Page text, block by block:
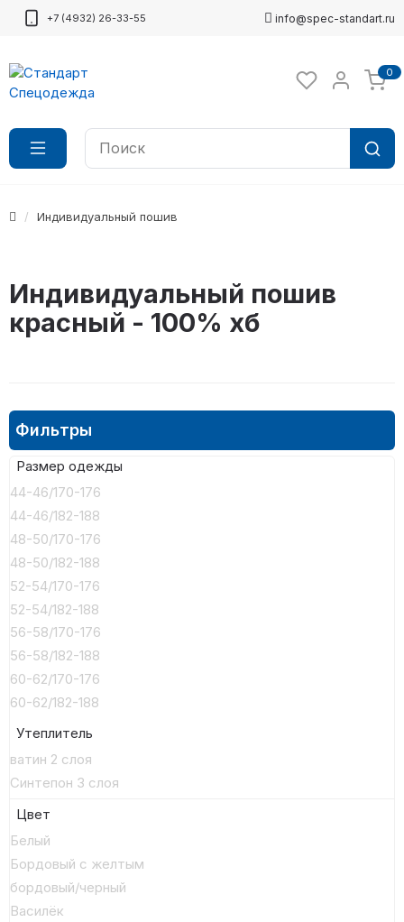
+7 (4932) 26-33-55 info@spec-standart.ru
0
Индивидуальный пошив
Индивидуальный пошив
красный - 100% хб
Фильтры
Размер одежды
44-46/170-176
44-46/182-188
48-50/170-176
48-50/182-188
52-54/170-176
52-54/182-188
56-58/170-176
56-58/182-188
60-62/170-176
60-62/182-188
Утеплитель
ватин 2 слоя
Синтепон 3 слоя
Цвет
Белый
Бордовый с желтым
бордовый/черный
Василёк